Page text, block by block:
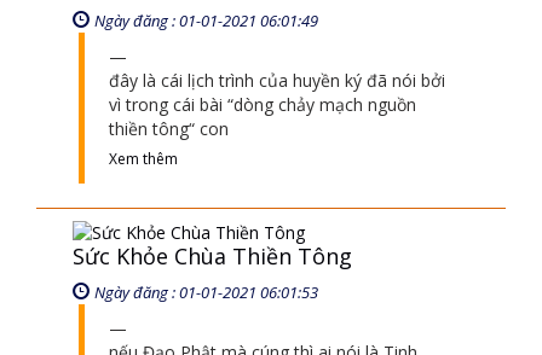
Sức Khỏe Chùa Thiền Tông
Ngày đăng : 01-01-2021 06:01:53
nếu Đạo Phật mà cúng thì ai nói là Tinh
hoa Đạo Phật - trên Trái đất này cúng
không ai cho là Tinh hoa hết cho là
Tuyệt Diệu Gian Nan Phổ Thiền Tông
Ngày đăng : 01-01-2021 07:01:33